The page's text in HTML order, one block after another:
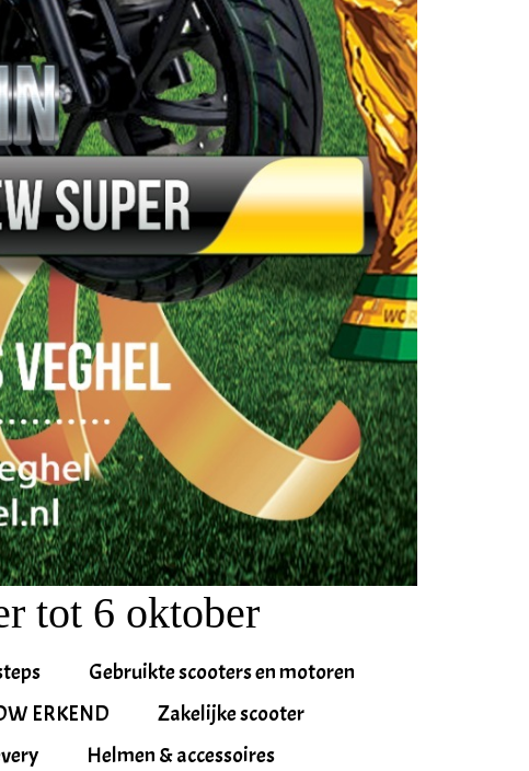
tot 6 oktober
Gebruikte scooters en motoren
ERKEND
Zakelijke scooter
Helmen & accessoires